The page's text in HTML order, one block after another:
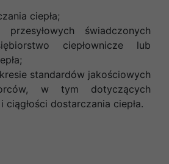
ciepła;
przesyłowych świadczonych
ciepłownicze lub
standardów jakościowych
w tym dotyczących
ciągłości dostarczania ciepła.